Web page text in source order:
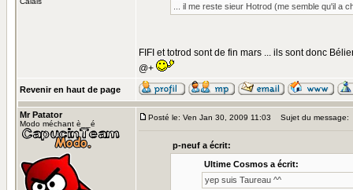
... il me reste sieur Hotrod (me semble qu'il a
FIFI et totrod sont de fin mars ... ils sont donc
@+
Revenir en haut de page
Mr Patator
Modo méchant è__é
Posté le: Ven Jan 30, 2009 11:03 Sujet du message:
p-neuf a écrit:
Ultime Cosmos a écrit:
yep suis Taureau ^^